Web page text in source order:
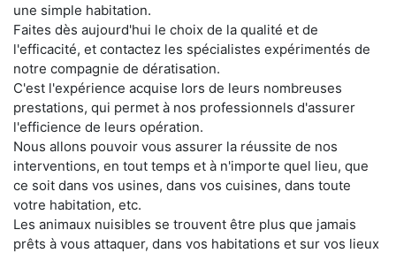
une simple habitation.
Faites dès aujourd'hui le choix de la qualité et de
l'efficacité, et contactez les spécialistes expérimentés de
notre compagnie de dératisation.
C'est l'expérience acquise lors de leurs nombreuses
prestations, qui permet à nos professionnels d'assurer
l'efficience de leurs opération.
Nous allons pouvoir vous assurer la réussite de nos
interventions, en tout temps et à n'importe quel lieu, que
ce soit dans vos usines, dans vos cuisines, dans toute
votre habitation, etc.
Les animaux nuisibles se trouvent être plus que jamais
prêts à vous attaquer, dans vos habitations et sur vos lieux